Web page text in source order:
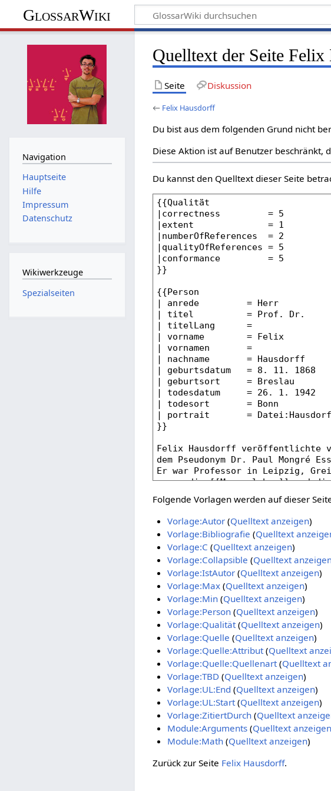
GlossarWiki
Quelltext der Seite Felix
Seite Diskussion
← Felix Hausdorff
Du bist aus dem folgenden Grund nicht
Diese Aktion ist auf Benutzer beschränkt,
Du kannst den Quelltext dieser Seite
Folgende Vorlagen werden auf dieser
Vorlage:Autor(Quelltext anzeigen)
Vorlage:Bibliografie (Quelltext
Vorlage:C (Quelltext anzeigen)
Vorlage:Collapsible (Quelltext
Vorlage:IstAutor(Quelltext anzeigen)
Vorlage:Max(Quelltext anzeigen)
Vorlage:Min(Quelltext anzeigen)
Vorlage:Person(Quelltext anzeigen)
Vorlage:Qualität(Quelltext anzeigen)
Vorlage:Quelle (Quelltext anzeigen)
Vorlage:Quelle:Attribut(Quelltext
Vorlage:Quelle:Quellenart(Quelltext
Vorlage:TBD (Quelltext anzeigen)
Vorlage:UL:End (Quelltext anzeigen)
Vorlage:UL:Start(Quelltext anzeigen)
Vorlage:ZitiertDurch(Quelltext
Module:Arguments(Quelltext anzeigen
Module:Math(Quelltext anzeigen)
Zurück zur Seite Felix Hausdorff.
Navigation
Hauptseite
Hilfe
Impressum
Datenschutz
Wikiwerkzeuge
Spezialseiten